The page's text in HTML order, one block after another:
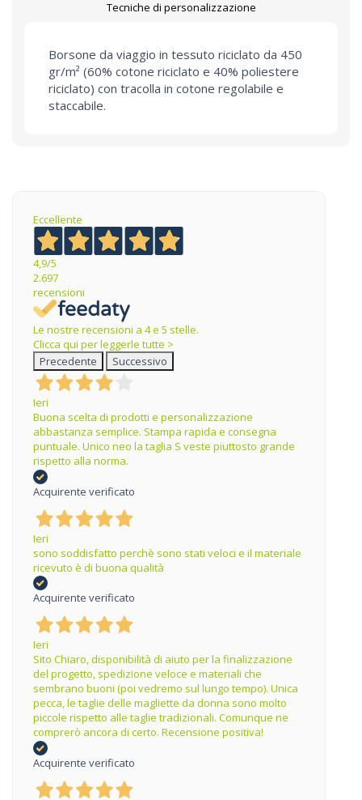
Tecniche di personalizzazione
Borsone da viaggio in tessuto riciclato da 450
gr/m² (60% cotone riciclato e 40% poliestere
riciclato) con tracolla in cotone regolabile e
staccabile.
Eccellente
4,9/5
2.697
recensioni
Le nostre recensioni a 4 e 5 stelle.
Clicca qui per leggerle tutte >
Precedente
Successivo
Ieri
Buona scelta di prodotti e personalizzazione
abbastanza semplice. Stampa rapida e consegna
puntuale. Unico neo la taglia S veste piuttosto grande
rispetto alla norma.
Acquirente verificato
Ieri
sono soddisfatto perchè sono stati veloci e il materiale
ricevuto è di buona qualità
Acquirente verificato
Ieri
Sito Chiaro, disponibilità di aiuto per la finalizzazione
del progetto, spedizione veloce e materiali che
sembrano buoni (poi vedremo sul lungo tempo). Unica
pecca, le taglie delle magliette da donna sono molto
piccole rispetto alle taglie tradizionali. Comunque ne
comprerò ancora di certo. Recensione positiva!
Acquirente verificato